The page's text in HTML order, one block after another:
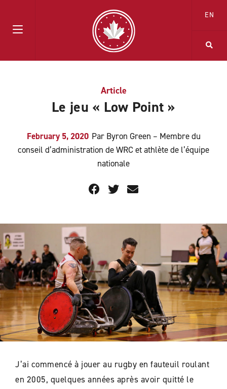
EN
Article
Le jeu « Low Point »
February 5, 2020 Par Byron Green – Membre du
conseil d’administration de WRC et athlète de l’équipe
nationale
J’ai commencé à jouer au rugby en fauteuil roulant
en 2005, quelques années après avoir quitté le